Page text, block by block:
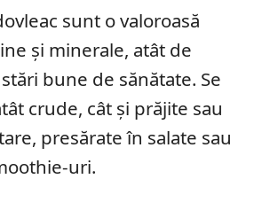
sunt o valoroasă
și minerale, atât de
bune de sănătate. Se
crude, cât și prăjite sau
presărate în salate sau
uri.